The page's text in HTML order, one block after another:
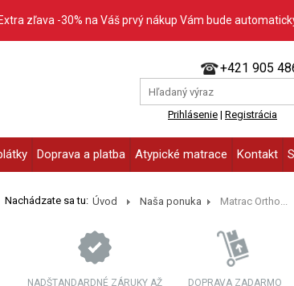
zľava -30% na Váš prvý nákup Vám bude
+421 905
Prihlásenie | Registrácia
Doprava a platba Atypické matrace Kontakt
Nachádzate sa tu: Úvod Naša ponuka Matrac Ortho...
NADŠTANDARDNÉ ZÁRUKY AŽ
DOPRAVA ZADARMO